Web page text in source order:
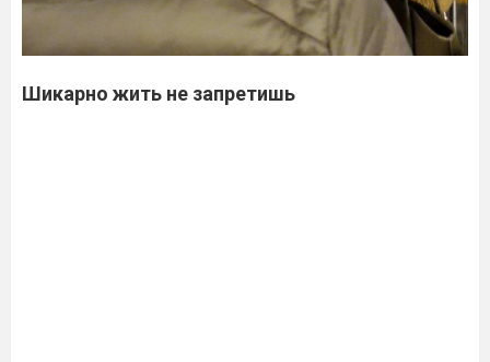
Шикарно жить не запретишь